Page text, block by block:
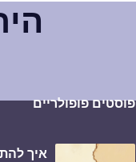
פוסטים פופולריים
איך